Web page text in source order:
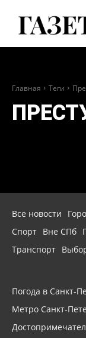
Главная Теги
Все новости
Спорт Вне СПб
Транспорт
Погода в Санкт-
Метро Санкт-